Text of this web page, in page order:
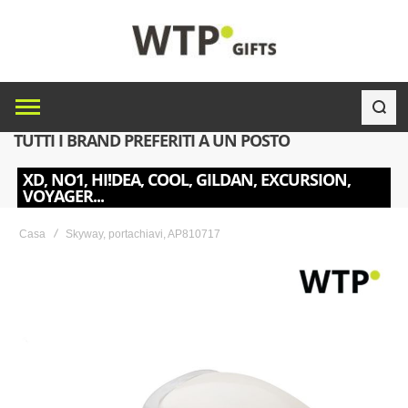
TUTTI I BRAND PREFERITI A UN POSTO
XD, NO1, HI!DEA, COOL, GILDAN, EXCURSION,
VOYAGER...
Casa Skyway, portachiavi, AP810717